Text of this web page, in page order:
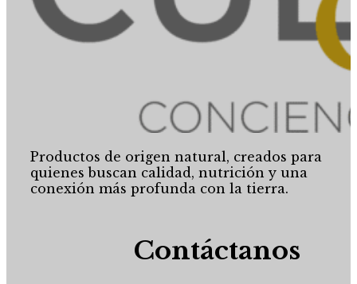
Productos de origen natural, creados para
quienes buscan calidad, nutrición y una
conexión más profunda con la tierra.
Contáctanos